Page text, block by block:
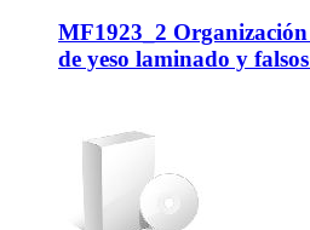
MF1923_2
de yeso laminado y